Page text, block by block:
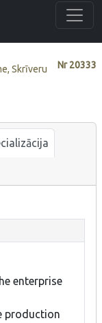
Nr20333
Skrīveru
enterprise
production